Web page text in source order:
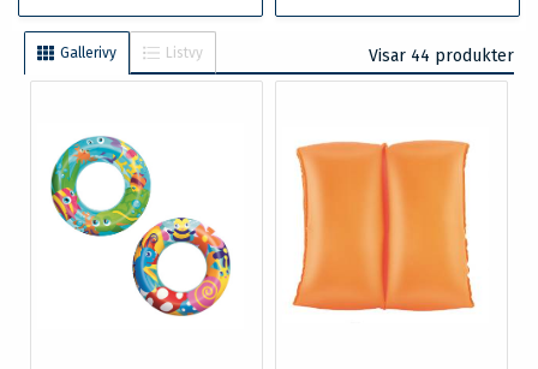
Gallerivy Listvy Visar 44 produkter